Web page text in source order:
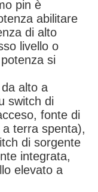
pin è
abilitare
di alto
livello o
si
alto a
switch di
fonte di
terra spenta),
di sorgente
integrata,
elevato a